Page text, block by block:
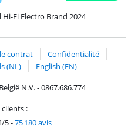
via ClickToPay
avec PayPal
Fi Electro Brand 2024
contrat
Confidentialité
(NL)
English (EN)
N.V. - 0867.686.774
:
5-75 180 avis